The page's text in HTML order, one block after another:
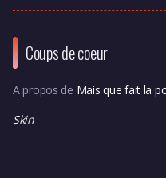
Coups de coeur
A propos de Mais que fait la
Skin